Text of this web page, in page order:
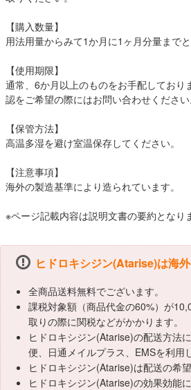
【購入数量】
用法用量からみて1か月に1ヶ月分量までと
【使用期限】
通常、6か月以上のものをお手配しており
認をご希望の際にはお問い合わせください
【保管方法】
高温多湿を避け室温保存してください。
【注意事項】
海外の製造基準により造られています。
※ページ記載内容は説明文書の要約となり
ヒドロキシジン(Atarise)は海外
全商品送料無料でございます。
課税対象額（商品代金の60%）が
取りの際に関税などがかかります。
ヒドロキシジン(Atarise)の配送方法
便、日通メイルプラス、EMSを利用
ヒドロキシジン(Atarise)は配送の希
ヒドロキシジン(Atarise)の効果効能